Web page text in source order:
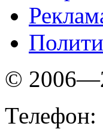
©
Телефон: